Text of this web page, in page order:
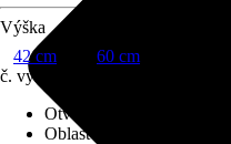
Výška
42 cm
60 cm
č. výrobku
Otvor ve dnu
Oblast využití